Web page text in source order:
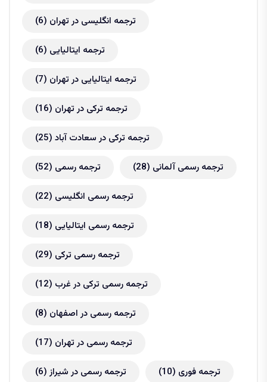
ترجمه انگلیسی در تهران (6)
ترجمه ایتالیایی (6)
ترجمه ایتالیایی در تهران (7)
ترجمه ترکی در تهران (16)
ترجمه ترکی در سعادت آباد (25)
ترجمه رسمی (52) ترجمه رسمی آلمانی (28)
ترجمه رسمی انگلیسی (22)
ترجمه رسمی ایتالیایی (18)
ترجمه رسمی ترکی (29)
ترجمه رسمی ترکی در غرب (12)
ترجمه رسمی در اصفهان (8)
ترجمه رسمی در تهران (17)
ترجمه رسمی در شیراز(6) ترجمه فوری (10)